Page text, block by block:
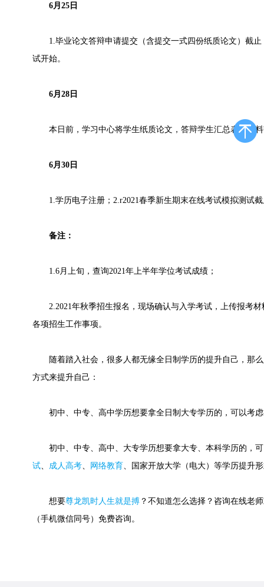
6月25日
1.毕业论文答辩申请提交（含提交一式四份纸质论文）截止
试开始。
6月28日
本日前，学习中心将学生纸质论文，答辩学生汇总表等材料
6月30日
1.学历电子注册；2.r2021春季新生期末在线考试模拟测试截
备注：
1.6月上旬，查询2021年上半年学位考试成绩；
2.2021年秋季招生报名，现场确认与入学考试，上传报考材
各项招生工作事项。
随着踏入社会，很多人都无缘全日制学历的提升自己，那
方式来提升自己：
初中、中专、高中学历想要拿全日制大专学历的，可以考虑
初中、中专、高中、大专学历想要拿大专、本科学历的，可
试、 成人高考、 网络教育、国家开放大学（电大）等学历提升
想要尊龙凯时人生就是搏 ？不知道怎么选择？咨询在线老
（手机微信同号）免费咨询。